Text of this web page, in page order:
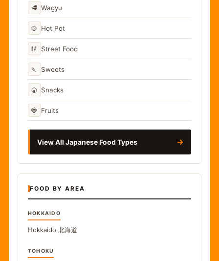
🥩 Wagyu
🍲 Hot Pot
🥢 Street Food
🍡 Sweets
🍘 Snacks
🍓 Fruits
View All Japanese Food Types →
FOOD BY AREA
HOKKAIDO
Hokkaido 北海道
TOHOKU